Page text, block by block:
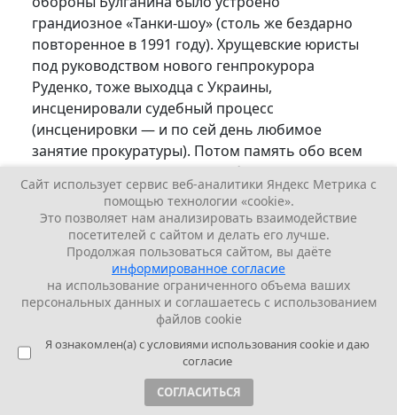
грандиозное «Танки-шоу» (столь же бездарно
повторенное в 1991 году). Хрущевские юристы
под руководством нового генпрокурора
Руденко, тоже выходца с Украины,
инсценировали судебный процесс
(инсценировки — и по сей день любимое
занятие прокуратуры). Потом память обо всем
хорошем, что сделал Берия, была тщательно
вымарана, и запущены в обиход пошлые
сказки о кровавом палаче и сексуальном
маньяке.
По части «черного пиара» Хрущев был
талантлив. Похоже, что это был единственный
его талант… И секс-маньяком он тоже не был!
маньяком была впервые озвучена на Пленуме
ЦК в июле 1953 года. Секретарь ЦК Шаталин,
который, как он утверждал, делал обыск в
Сайт использует сервис веб-аналитики Яндекс Метрика с
помощью технологии «cookie».
Это позволяет нам анализировать взаимодействие
посетителей с сайтом и делать его лучше.
Продолжая пользоваться сайтом, вы даёте
информированное согласие
на использование ограниченного объема ваших
персональных данных и соглашаетесь с использованием
файлов cookie
Я ознакомлен(а) с условиями использования cookie и даю
согласие
СОГЛАСИТЬСЯ